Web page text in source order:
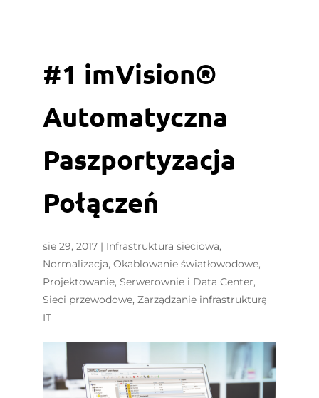
#1 imVision®
Automatyczna
Paszportyzacja
Połączeń
sie 29, 2017| Infrastruktura sieciowa,
Normalizacja, Okablowanie światłowodowe,
Projektowanie, Serwerownie i Data Center,
Sieci przewodowe, Zarządzanie infrastrukturą
IT